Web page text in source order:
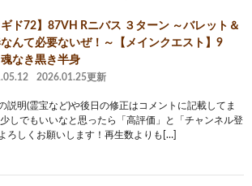
ギド72】87VH Rニバス ３ターン ～バレット＆
んて必要ないぜ！～【メインクエスト】9
なき黒き半身
2026.01.25更新
説明(霊宝など)や後日の修正はコメントに記載してま
しでもいいなと思ったら「高評価」と「チャンネル登
ろしくお願いします！再生数よりも[…]